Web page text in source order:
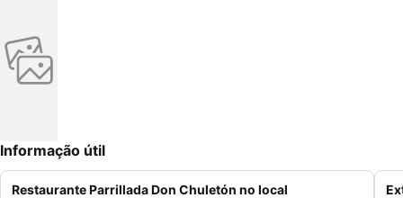
Informação útil
Restaurante Parrillada Don Chuletón no local